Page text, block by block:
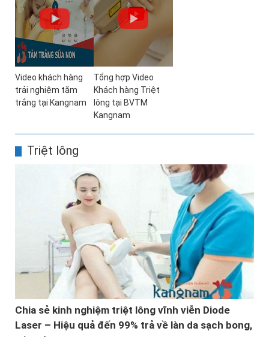
Video khách hàng
trải nghiệm tắm
trắng tại Kangnam
Tổng hợp Video
Khách hàng Triệt
lông tại BVTM
Kangnam
Triệt lông
Chia sẻ kinh nghiệm triệt lông vĩnh viễn Diode
Laser – Hiệu quả đến 99% trả về làn da sạch bong,